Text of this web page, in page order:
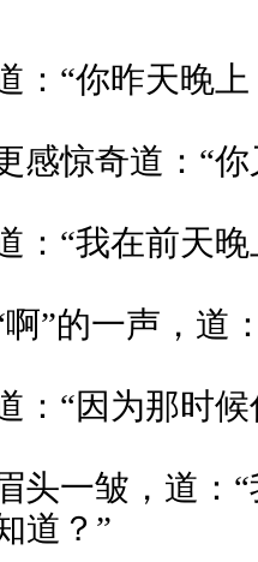
：“你昨天晚
感惊奇道：“你
：“我在前天晚
”的一声，道
：“因为那时候
头一皱，道：
道？”